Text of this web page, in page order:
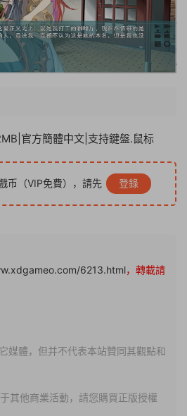
官方簡體中文|支持鍵盤.鼠标
币（VIP免費），請先 登錄
6213.html，轉載請
媒體，但并不代表本站贊同其觀點和
其他商業活動，請您購買正版授權